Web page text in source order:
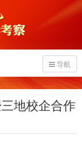
导航
地校企合作